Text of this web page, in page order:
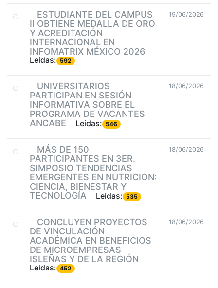
ESTUDIANTE DEL CAMPUS
II OBTIENE MEDALLA DE ORO
Y ACREDITACIÓN
INTERNACIONAL EN
INFOMATRIX MÉXICO 2026
Leidas: 592
19/06/2026
UNIVERSITARIOS
PARTICIPAN EN SESIÓN
INFORMATIVA SOBRE EL
PROGRAMA DE VACANTES
ANCABE
Leidas: 546
18/06/2026
MÁS DE 150
PARTICIPANTES EN 3ER.
SIMPOSIO TENDENCIAS
EMERGENTES EN NUTRICIÓN:
CIENCIA, BIENESTAR Y
TECNOLOGÍA
Leidas: 535
18/06/2026
CONCLUYEN PROYECTOS
DE VINCULACIÓN
ACADÉMICA EN BENEFICIOS
DE MICROEMPRESAS
ISLEÑAS Y DE LA REGIÓN
Leidas: 452
18/06/2026